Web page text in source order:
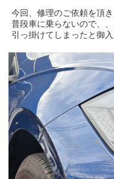
今回、修理のご依頼を頂
普段車に乗らないので、
引っ掛けてしまったと御